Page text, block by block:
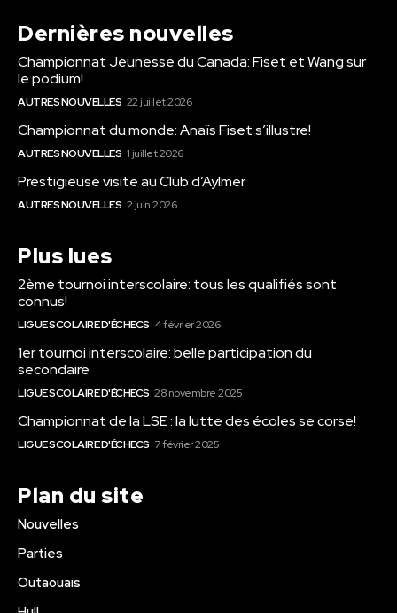
Dernières nouvelles
Championnat Jeunesse du Canada: Fiset et Wang sur
le podium!
AUTRES NOUVELLES 22 juillet 2026
Championnat du monde: Anaïs Fiset s’illustre!
AUTRES NOUVELLES 1 juillet 2026
Prestigieuse visite au Club d’Aylmer
AUTRES NOUVELLES 2 juin 2026
Plus lues
2ème tournoi interscolaire: tous les qualifiés sont
connus!
LIGUE SCOLAIRE D'ÉCHECS 4 février 2026
1er tournoi interscolaire: belle participation du
secondaire
LIGUE SCOLAIRE D'ÉCHECS 28 novembre 2025
Championnat de la LSE : la lutte des écoles se corse!
LIGUE SCOLAIRE D'ÉCHECS 7 février 2025
Plan du site
Nouvelles
Parties
Outaouais